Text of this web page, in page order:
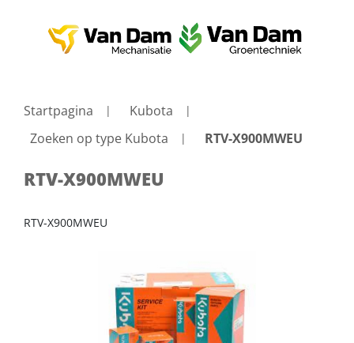
Startpagina
Kubota
Zoeken op type Kubota
RTV-X900MWEU
RTV-X900MWEU
RTV-X900MWEU